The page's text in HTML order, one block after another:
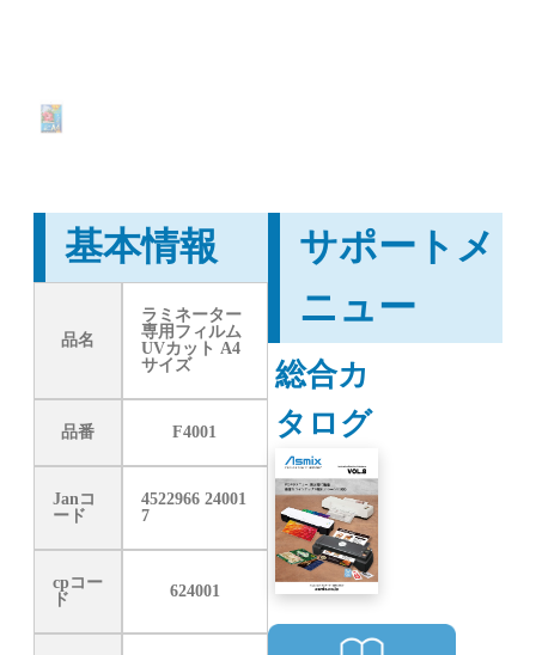
基本情報
品名
ラミネーター
専用フィルム
UVカット A4
サイズ
品番 F4001
Janコ
ード
4522966 24001
7
cpコー
ド
624001
サポートメ
ニュー
総合カ
タログ